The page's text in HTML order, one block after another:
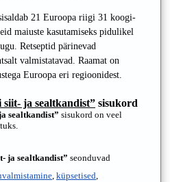
21 Euroopa riigi 31 koogi-
maiuste kasutamiseks pidulikel
Retseptid pärinevad
valmistatavad. Raamat on
Euroopa eri regioonidest.
siit- ja sealtkandist” sisukord
sealtkandist” sisukord on veel
ja sealtkandist” seonduvad
, küpsetised,